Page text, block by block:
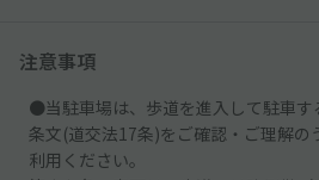
注意事項
●当駐車場は、歩道を進入して駐車す
条文(道交法17条)をご確認・ご理解の
利用ください。